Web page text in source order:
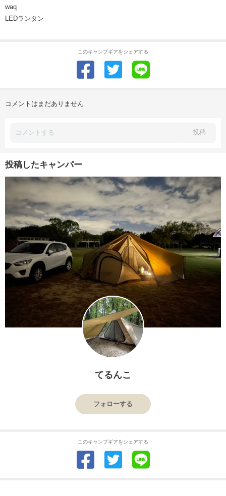
waq
LEDランタン
このキャンプギアをシェアする
コメントはまだありません
投稿
投稿したキャンパー
てるんこ
フォローする
このキャンプギアをシェアする